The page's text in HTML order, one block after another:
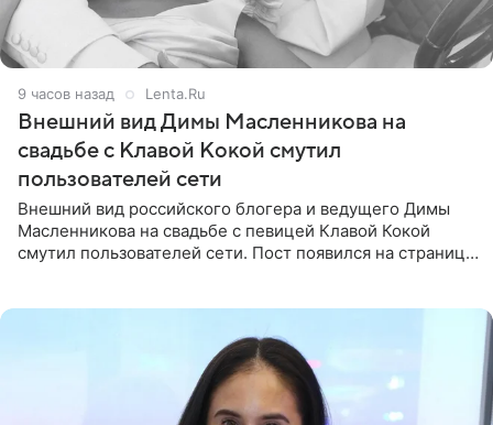
9 часов назад Lenta.Ru
Внешний вид Димы Масленникова на
свадьбе с Клавой Кокой смутил
пользователей сети
Внешний вид российского блогера и ведущего Димы
Масленникова на свадьбе с певицей Клавой Кокой
смутил пользователей сети. Пост появился на странице